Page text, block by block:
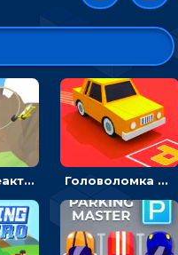
Гонки на реактивном ранце: избегать преград, чтобы лететь к финишу Головоломка Парк-стоянка: рисовать линии, чтобы парковать машины